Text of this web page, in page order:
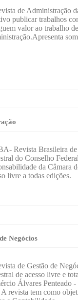
de Administração
publicar trabalhos
valor ao trabalho
Revista Brasileira
do Conselho
da Câmara
livre a todas edições.
Negócios
de Gestão de
de acesso livre e
Álvares Penteado
revista tem como